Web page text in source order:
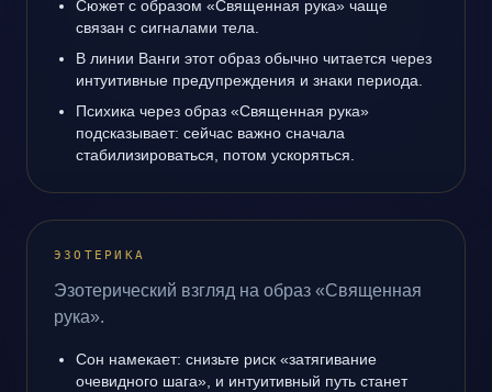
Сюжет с образом «Священная рука» чаще
связан с сигналами тела.
В линии Ванги этот образ обычно читается через
интуитивные предупреждения и знаки периода.
Психика через образ «Священная рука»
подсказывает: сейчас важно сначала
стабилизироваться, потом ускоряться.
ЭЗОТЕРИКА
Эзотерический взгляд на образ «Священная
рука».
Сон намекает: снизьте риск «затягивание
очевидного шага», и интуитивный путь станет